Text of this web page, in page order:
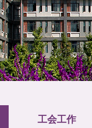
工会工作